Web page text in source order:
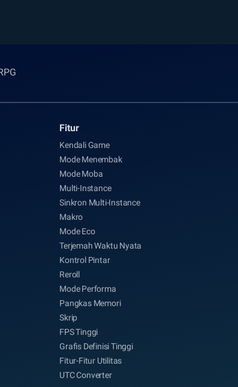
Fitur
Kendali Game
Mode Menembak
Mode Moba
Multi-Instance
Sinkron Multi-Instance
Makro
Mode Eco
Terjemah Waktu Nyata
Kontrol Pintar
Reroll
Mode Performa
Pangkas Memori
Skrip
FPS Tinggi
Grafis Definisi Tinggi
Fitur-Fitur Utilitas
UTC Converter